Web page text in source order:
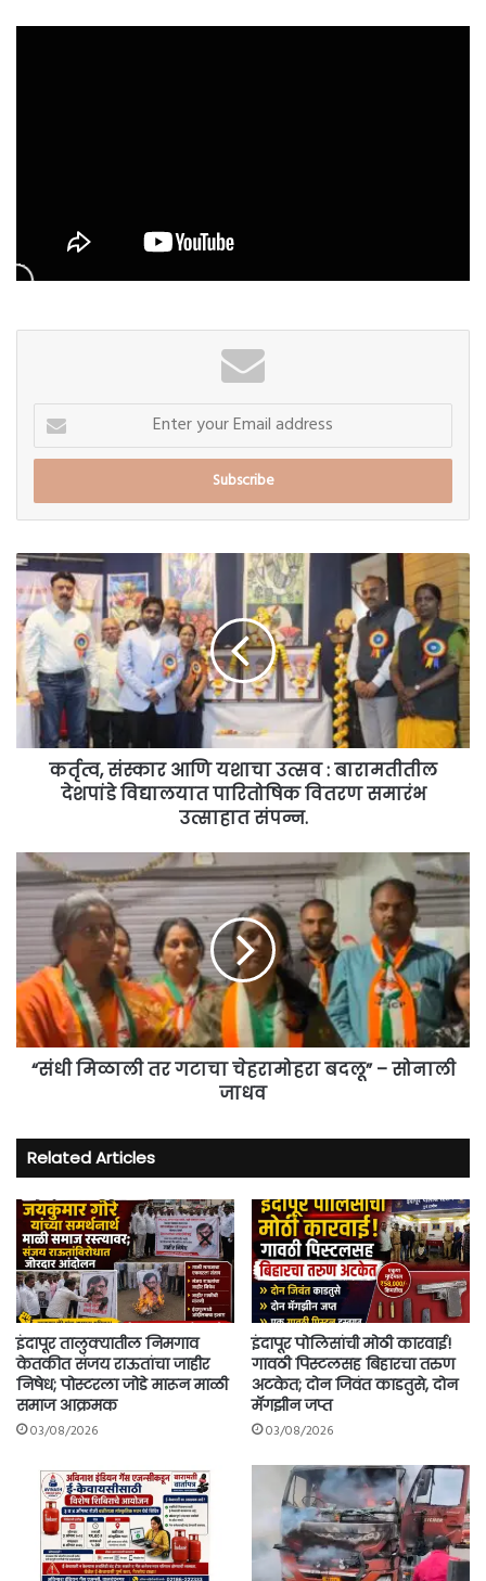
Enter
your
Email
कर्तृत्व,
संस्कार
आणि
यशाचा
उत्सव
:
बारामतीतील
देशपांडे
विद्यालयात
पारितोषिक
संपन्न.
कर्तृत्व, संस्कार आणि यशाचा उत्सव : बारामतीतील
देशपांडे विद्यालयात पारितोषिक वितरण समारंभ
उत्साहात संपन्न.
“संधी
मिळाली
तर
गटाचा
चेहरामोहरा
बदलू”
–
सोनाली
जाधव
“संधी मिळाली तर गटाचा चेहरामोहरा बदलू” – सोनाली
जाधव
Related Articles
इंदापूर तालुक्यातील निमगाव
केतकीत संजय राऊतांचा जाहीर
निषेध; पोस्टरला जोडे मारून माळी
समाज आक्रमक
03/08/2026
इंदापूर पोलिसांची मोठी कारवाई!
गावठी पिस्टलसह बिहारचा तरुण
अटकेत; दोन जिवंत काडतुसे, दोन
मॅगझीन जप्त
03/08/2026